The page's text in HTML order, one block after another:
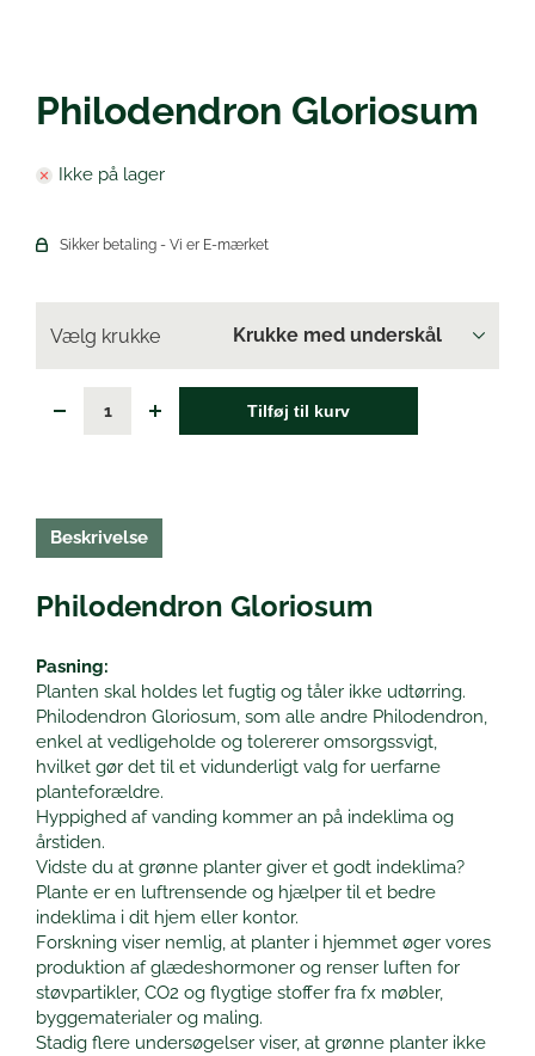
Philodendron Gloriosum
Ikke på lager
Sikker betaling - Vi er E-mærket
Vælg krukke
Tilføj til kurv
Beskrivelse
Philodendron Gloriosum
Pasning:
Planten skal holdes let fugtig og tåler ikke udtørring.
Philodendron Gloriosum, som alle andre Philodendron,
enkel at vedligeholde og tolererer omsorgssvigt,
hvilket gør det til et vidunderligt valg for uerfarne
planteforældre.
Hyppighed af vanding kommer an på indeklima og
årstiden.
Vidste du at grønne planter giver et godt indeklima?
Plante er en luftrensende og hjælper til et bedre
indeklima i dit hjem eller kontor.
Forskning viser nemlig, at planter i hjemmet øger vores
produktion af glædeshormoner og renser luften for
støvpartikler, CO2 og flygtige stoffer fra fx møbler,
byggematerialer og maling.
Stadig flere undersøgelser viser, at grønne planter ikke